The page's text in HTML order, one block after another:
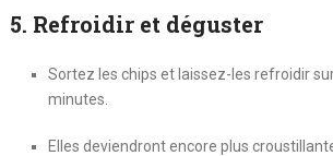
5. Refroidir et déguster
Sortez les chips et laissez-les refroidir
minutes.
Elles deviendront encore plus